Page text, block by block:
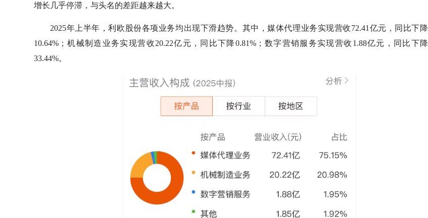
增长几乎停滞，与头名的差距越来越大。
2025年上半年，利欧股份各项业务均出现下滑趋势。其中，媒体代理业务实现营收72.41亿元，同比下降
10.64%；机械制造业务实现营收20.22亿元，同比下降0.81%；数字营销服务实现营收1.88亿元，同比下降
33.44%。